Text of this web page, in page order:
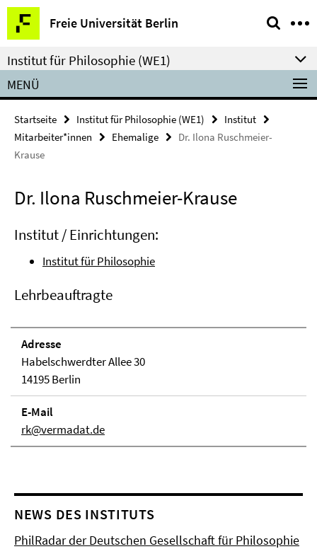
Springe
direkt
zu
Inhalt
Freie Universität Berlin
Service-
Navigation
Institut für Philosophie (WE1)
MENÜ
Startseite Institut für Philosophie (WE1)
Institut
Mitarbeiter*innen
Ehemalige
Dr. Ilona Ruschmeier-
Krause
Dr. Ilona Ruschmeier-Krause
Institut / Einrichtungen:
Institut für Philosophie
Lehrbeauftragte
Adresse
Habelschwerdter Allee 30
14195 Berlin
E-Mail
rk@vermadat.de
NEWS DES INSTITUTS
PhilRadar der Deutschen Gesellschaft für Philosophie